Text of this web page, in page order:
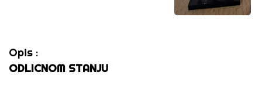
Opis :
ODLICNOM STANJU